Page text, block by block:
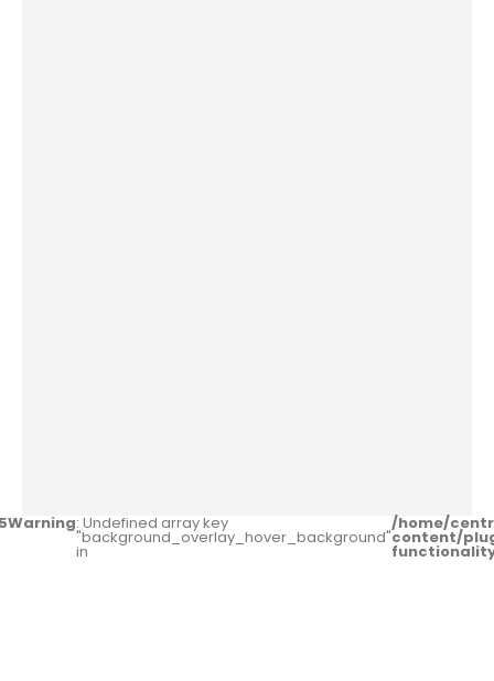
Warning: Undefined array key
"background_overlay_hover_background"
in
/home/
content/